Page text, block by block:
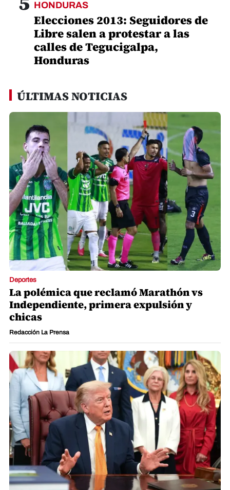
HONDURAS
Elecciones 2013: Seguidores de
Libre salen a protestar a las
calles de Tegucigalpa,
Honduras
ÚLTIMAS NOTICIAS
Deportes
La polémica que reclamó Marathón vs
Independiente, primera expulsión y
chicas
Redacción La Prensa